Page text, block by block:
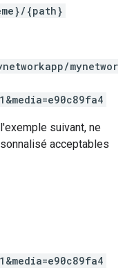
{path}
mynetwor
suivant, ne
acceptables